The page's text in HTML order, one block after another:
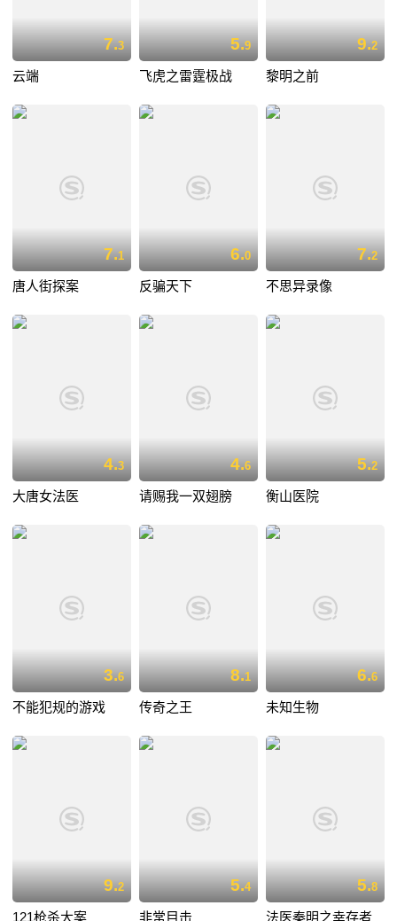
7.3
云端
5.9
飞虎之雷霆极战
9.2
黎明之前
7.1
唐人街探案
6.0
反骗天下
7.2
不思异录像
4.3
大唐女法医
4.6
请赐我一双翅膀
5.2
衡山医院
3.6
不能犯规的游戏
8.1
传奇之王
6.6
未知生物
9.2
121枪杀大案
5.4
非常目击
5.8
法医秦明之幸存者